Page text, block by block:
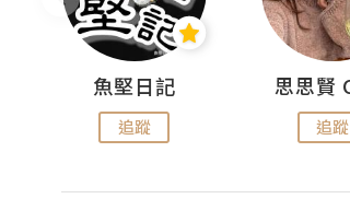
魚堅日記
追蹤 追蹤